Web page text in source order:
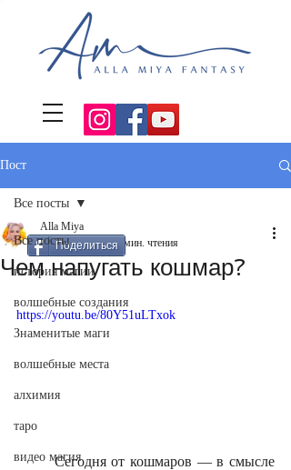
Пост
Все посты
история магии
волшебные создания
Знаменитые маги
волшебные места
алхимия
таро
видео магия
Все посты
Чем напугать кошмар?
Alla Miya
28 нояб. 2022 г. 5 мин. чтения
https://youtu.be/80Y51uLTxok
	Сегодня от кошмаров — в смысле
Поделиться